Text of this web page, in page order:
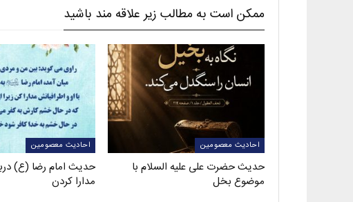
ممکن است به مطالب زیر علاقه مند باشید
احادیث معصومین
حدیث حضرت علی علیه السلام با
موضوع بخل
احادیث معصومین
حدیث امام رضا (ع)
مدارا کردن